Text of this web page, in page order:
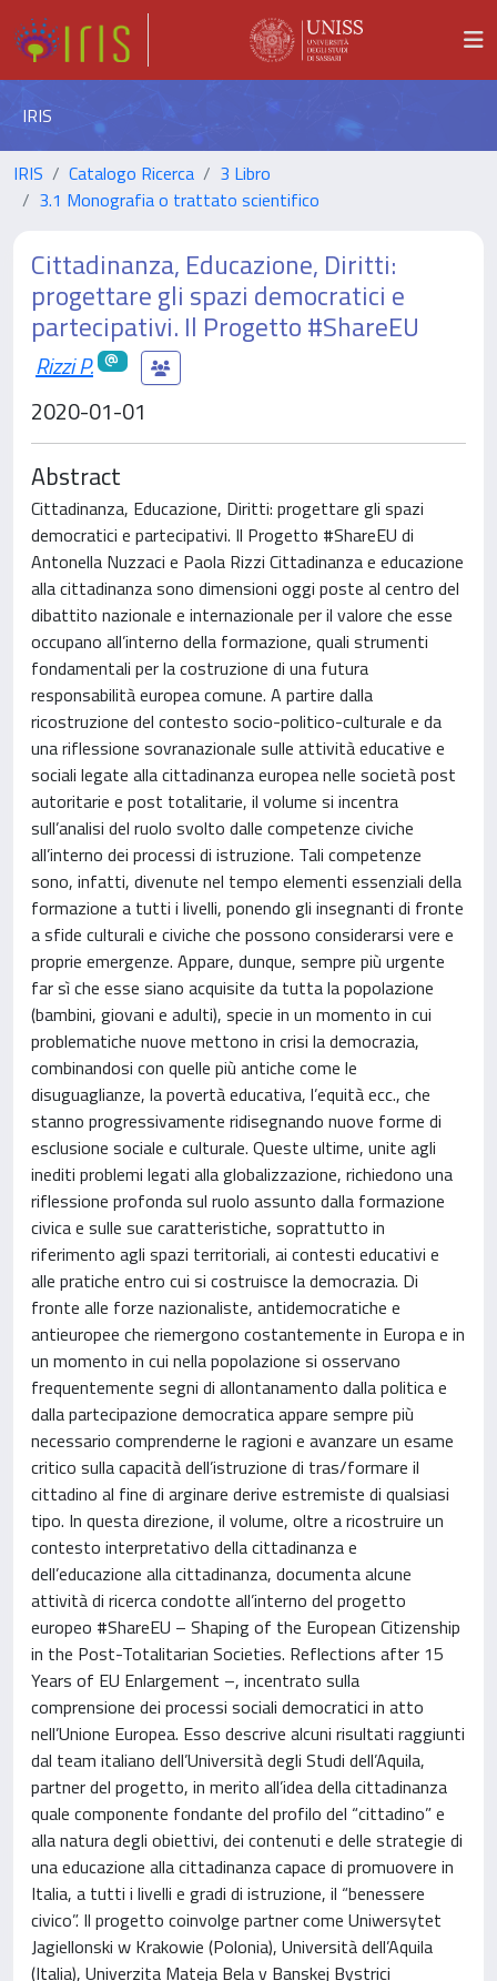
IRIS
IRIS Catalogo Ricerca
3 Libro
3.1 Monografia o trattato scientifico
Cittadinanza, Educazione, Diritti:
progettare gli spazi democratici e
partecipativi. Il Progetto #ShareEU
Rizzi P.
2020-01-01
Abstract
Cittadinanza, Educazione, Diritti: progettare gli spazi
democratici e partecipativi. Il Progetto #ShareEU di
Antonella Nuzzaci e Paola Rizzi Cittadinanza e educazione
alla cittadinanza sono dimensioni oggi poste al centro del
dibattito nazionale e internazionale per il valore che esse
occupano all’interno della formazione, quali strumenti
fondamentali per la costruzione di una futura
responsabilità europea comune. A partire dalla
ricostruzione del contesto socio-politico-culturale e da
una riflessione sovranazionale sulle attività educative e
sociali legate alla cittadinanza europea nelle società post
autoritarie e post totalitarie, il volume si incentra
sull’analisi del ruolo svolto dalle competenze civiche
all’interno dei processi di istruzione. Tali competenze
sono, infatti, divenute nel tempo elementi essenziali della
formazione a tutti i livelli, ponendo gli insegnanti di fronte
a sfide culturali e civiche che possono considerarsi vere e
proprie emergenze. Appare, dunque, sempre più urgente
far sì che esse siano acquisite da tutta la popolazione
(bambini, giovani e adulti), specie in un momento in cui
problematiche nuove mettono in crisi la democrazia,
combinandosi con quelle più antiche come le
disuguaglianze, la povertà educativa, l’equità ecc., che
stanno progressivamente ridisegnando nuove forme di
esclusione sociale e culturale. Queste ultime, unite agli
inediti problemi legati alla globalizzazione, richiedono una
riflessione profonda sul ruolo assunto dalla formazione
civica e sulle sue caratteristiche, soprattutto in
riferimento agli spazi territoriali, ai contesti educativi e
alle pratiche entro cui si costruisce la democrazia. Di
fronte alle forze nazionaliste, antidemocratiche e
antieuropee che riemergono costantemente in Europa e in
un momento in cui nella popolazione si osservano
frequentemente segni di allontanamento dalla politica e
dalla partecipazione democratica appare sempre più
necessario comprenderne le ragioni e avanzare un esame
critico sulla capacità dell’istruzione di tras/formare il
cittadino al fine di arginare derive estremiste di qualsiasi
tipo. In questa direzione, il volume, oltre a ricostruire un
contesto interpretativo della cittadinanza e
dell’educazione alla cittadinanza, documenta alcune
attività di ricerca condotte all’interno del progetto
europeo #ShareEU – Shaping of the European Citizenship
in the Post-Totalitarian Societies. Reflections after 15
Years of EU Enlargement –, incentrato sulla
comprensione dei processi sociali democratici in atto
nell’Unione Europea. Esso descrive alcuni risultati raggiunti
dal team italiano dell’Università degli Studi dell’Aquila,
partner del progetto, in merito all’idea della cittadinanza
quale componente fondante del profilo del “cittadino” e
alla natura degli obiettivi, dei contenuti e delle strategie di
una educazione alla cittadinanza capace di promuovere in
Italia, a tutti i livelli e gradi di istruzione, il “benessere
civico”. Il progetto coinvolge partner come Uniwersytet
Jagiellonski w Krakowie (Polonia), Università dell’Aquila
(Italia), Univerzita Mateja Bela v Banskej Bystrici